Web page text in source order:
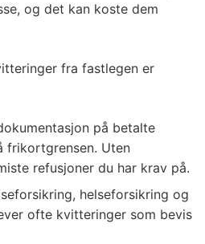
og det kan koste dem
fra fastlegen er
på betalte
frikortgrensen. Uten
refusjoner du har krav på.
helseforsikring og
ofte kvitteringer som bevis